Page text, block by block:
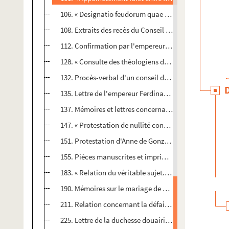
106. « Designatio feudorum quae a... Romano
108. Extraits des recès du Conseil aulique,
112. Confirmation par l'empereur Ferdinand II des
128. « Consulte des théologiens de Louvain sur la
132. Procès-verbal d'un conseil de guerre
135. Lettre de l'empereur Ferdinand III à Henriette de
137. Mémoires et lettres concernant les démarches
147. « Protestation de nullité contre le traité fait
151. Protestation d'Anne de Gonzague, duchesse de
155. Pièces manuscrites et imprimées concernant
183. « Relation du véritable sujet... » qui a obligé le
190. Mémoires sur le mariage de D. Carlos Guasco
211. Relation concernant la défaite des Espagnols
225. Lettre de la duchesse douairière Marguerite de